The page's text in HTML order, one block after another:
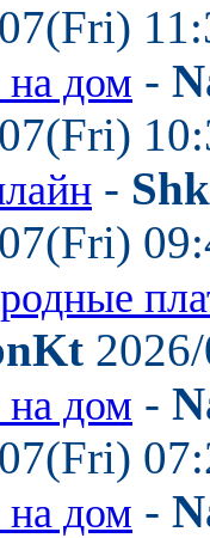
на дом -
-
на дом -
на дом -